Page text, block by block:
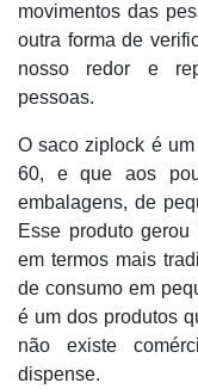
movimentos das
outra forma de
nosso redor e
pessoas.
O saco ziplock é
60, e que aos
embalagens, de
Esse produto
em termos mais
de consumo em
é um dos produtos
não existe
dispense.